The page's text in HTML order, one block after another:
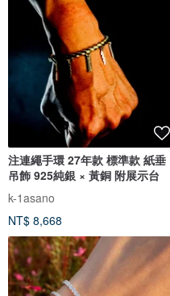
注連繩手環 27年款 標準款 紙垂
吊飾 925純銀 × 黃銅 附展示台
k-1asano
NT$ 8,668